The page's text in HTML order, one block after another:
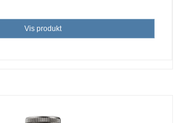
Vis produkt